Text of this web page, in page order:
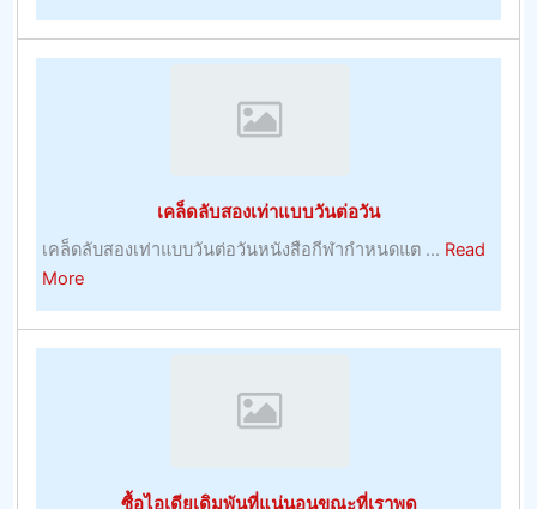
การ
เดิม
ไป
พร้อม
เคล็ดลับสองเท่าแบบวันต่อวัน
เคล็ดลับสองเท่าแบบวันต่อวันหนังสือกีฬากำหนดแต ... Read
Moreabout
เคล็ด
ลับ
ซื้อไอเดียเดิมพันที่แน่นอนขณะที่เราพูด